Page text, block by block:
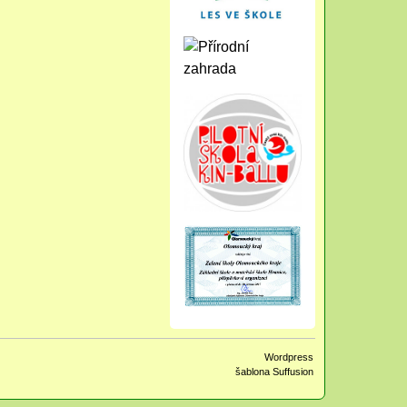
Wordpress
šablona Suffusion